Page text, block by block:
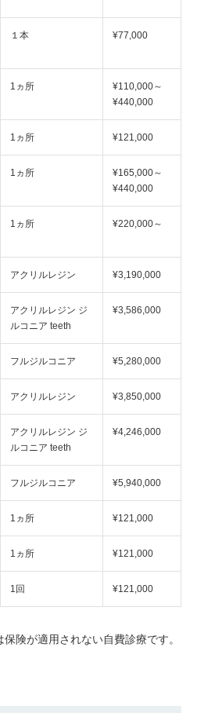
１本 ¥77,000
1ヵ所
¥110,000～
¥440,000
1ヵ所 ¥121,000
1ヵ所
¥165,000～
¥440,000
1ヵ所 ¥220,000～
アクリルレジン ¥3,190,000
アクリルレジン ジ
ルコニア teeth
¥3,586,000
フルジルコニア ¥5,280,000
アクリルレジン ¥3,850,000
アクリルレジン ジ
ルコニア teeth
¥4,246,000
フルジルコニア ¥5,940,000
1ヵ所 ¥121,000
1ヵ所 ¥121,000
1回 ¥121,000
険が適用されない自費診療です。